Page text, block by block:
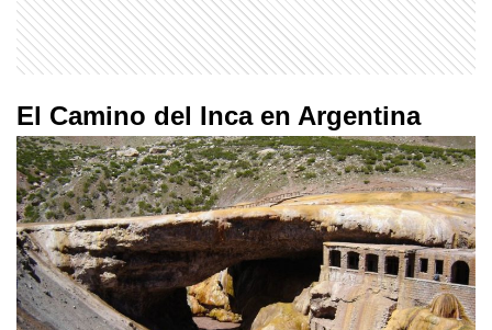
El Camino del Inca en Argentina